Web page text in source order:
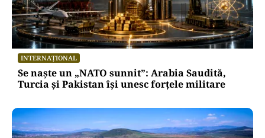
INTERNAȚIONAL
Se naște un „NATO sunnit”: Arabia Saudită,
Turcia și Pakistan își unesc forțele militare